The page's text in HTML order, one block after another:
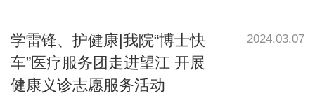
学雷锋、护健康|我院“博士快
车”医疗服务团走进望江 开展
健康义诊志愿服务活动
2024.03.07